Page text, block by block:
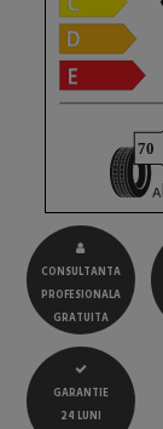
CONSULTANTA
PROFESIONALA
GRATUITA
GARANTIE
24 LUNI